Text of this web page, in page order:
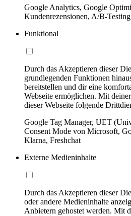
Google Analytics, Google
Kundenrezensionen, A/B-Testing
Funktional
Durch das Akzeptieren dieser
grundlegenden Funktionen
bereitstellen und dir eine
Webseite ermöglichen. Mit
dieser Webseite folgende
Google Tag Manager, UET
Consent Mode von Microsoft,
Klarna, Freshchat
Externe Medieninhalte
Durch das Akzeptieren dieser
oder andere Medieninhalte
Anbietern gehostet werden. Mit